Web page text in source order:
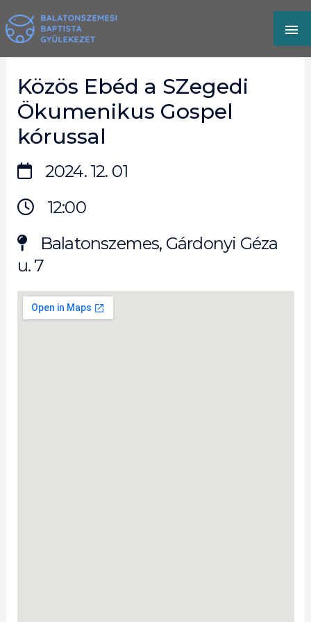
to
content
Közös Ebéd a SZegedi
Ökumenikus Gospel
kórussal
2024. 12. 01
12:00
Balatonszemes, Gárdonyi Géza
u. 7